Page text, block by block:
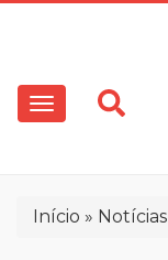
conteúdo
principal
Main
navigation
Trilha
Início Notícias